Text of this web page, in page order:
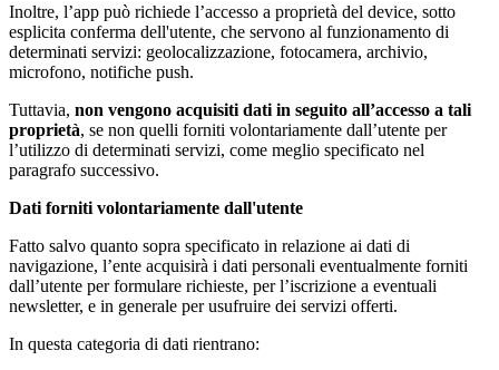
Inoltre, l’app può richiede l’accesso a proprietà del device, sotto
esplicita conferma dell'utente, che servono al funzionamento di
determinati servizi: geolocalizzazione, fotocamera, archivio,
microfono, notifiche push.
Tuttavia, non vengono acquisiti dati in seguito all’accesso a tali
proprietà, se non quelli forniti volontariamente dall’utente per
l’utilizzo di determinati servizi, come meglio specificato nel
paragrafo successivo.
Dati forniti volontariamente dall'utente
Fatto salvo quanto sopra specificato in relazione ai dati di
navigazione, l’ente acquisirà i dati personali eventualmente forniti
dall’utente per formulare richieste, per l’iscrizione a eventuali
newsletter, e in generale per usufruire dei servizi offerti.
In questa categoria di dati rientrano: